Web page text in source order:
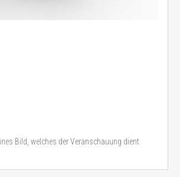
Bild, welches der Veranschauung dient